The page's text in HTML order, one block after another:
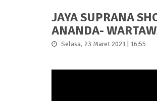
JAYA SUPRANA
ANANDA-
Selasa, 23 Maret 2021 | 16:55